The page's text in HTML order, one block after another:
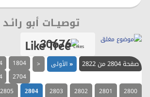
توصيــات أبو رائـد
30676 Likes
صفحة 2804 من 2822 «الأولى <
1804
2704
2800
2801
2802
2803
2804
2805